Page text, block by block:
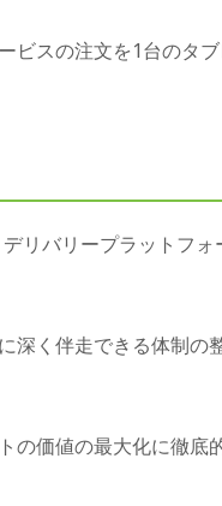
ビスの注文を1台のタブ
リバリープラットフォ
深く伴走できる体制の
の価値の最大化に徹底